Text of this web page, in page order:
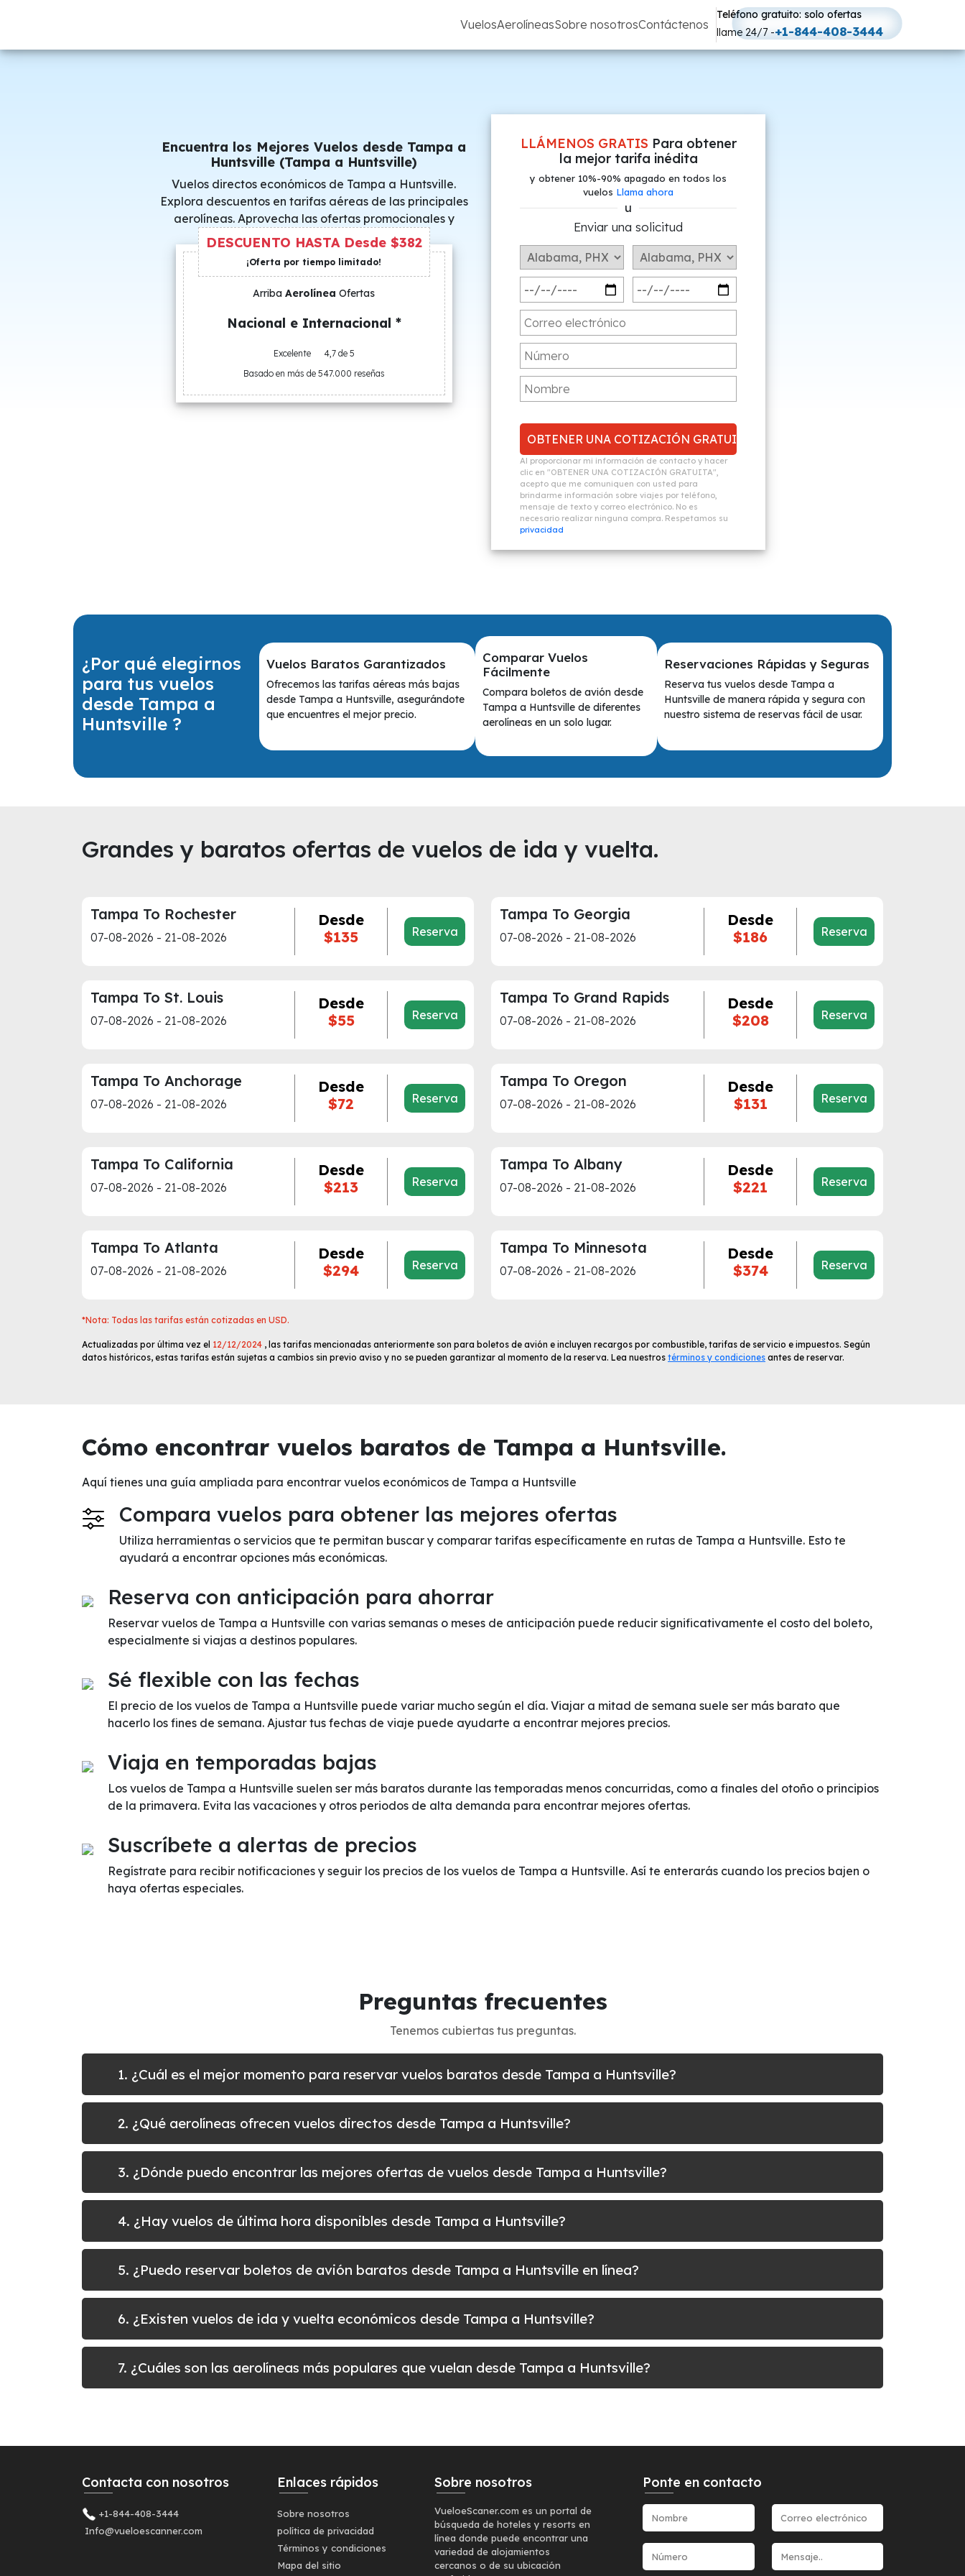
VuelosAerolíneasSobre nosotrosContáctenos
Teléfono gratuito: solo ofertas
llame 24/7 -+1-844-408-3444
Encuentra los Mejores Vuelos desde Tampa a
Huntsville (Tampa a Huntsville)
Vuelos directos económicos de Tampa a Huntsville.
Explora descuentos en tarifas aéreas de las principales
aerolíneas. Aprovecha las ofertas promocionales y
consigue precios especiales.
DESCUENTO HASTA Desde $382
¡Oferta por tiempo limitado!
Arriba Aerolínea Ofertas
Nacional e Internacional *
Excelente
4,7 de 5
Basado en más de 547.000 reseñas
LLÁMENOS GRATIS Para obtener
la mejor tarifa inédita
y obtener 10%-90% apagado en todos los
vuelos Llama ahora
u
Enviar una solicitud
Al proporcionar mi información de contacto y hacer
clic en "OBTENER UNA COTIZACIÓN GRATUITA",
acepto que me comuniquen con usted para
brindarme información sobre viajes por teléfono,
mensaje de texto y correo electrónico. No es
necesario realizar ninguna compra. Respetamos su
privacidad
¿Por qué elegirnos
para tus vuelos
desde Tampa a
Huntsville ?
Vuelos Baratos Garantizados
Ofrecemos las tarifas aéreas más bajas
desde Tampa a Huntsville, asegurándote
que encuentres el mejor precio.
Comparar Vuelos
Fácilmente
Compara boletos de avión desde
Tampa a Huntsville de diferentes
aerolíneas en un solo lugar.
Reservaciones Rápidas y Seguras
Reserva tus vuelos desde Tampa a
Huntsville de manera rápida y segura con
nuestro sistema de reservas fácil de usar.
Grandes y baratos ofertas de vuelos de ida y vuelta.
Tampa To Rochester
07-08-2026 - 21-08-2026
Desde
$135
Reserva
Tampa To Georgia
07-08-2026 - 21-08-2026
Desde
$186
Reserva
Tampa To St. Louis
07-08-2026 - 21-08-2026
Desde
$55
Reserva
Tampa To Grand Rapids
07-08-2026 - 21-08-2026
Desde
$208
Reserva
Tampa To Anchorage
07-08-2026 - 21-08-2026
Desde
$72
Reserva
Tampa To Oregon
07-08-2026 - 21-08-2026
Desde
$131
Reserva
Tampa To California
07-08-2026 - 21-08-2026
Desde
$213
Reserva
Tampa To Albany
07-08-2026 - 21-08-2026
Desde
$221
Reserva
Tampa To Atlanta
07-08-2026 - 21-08-2026
Desde
$294
Reserva
Tampa To Minnesota
07-08-2026 - 21-08-2026
Desde
$374
Reserva
*Nota: Todas las tarifas están cotizadas en USD.
Actualizadas por última vez el 12/12/2024 , las tarifas mencionadas anteriormente son para boletos de avión e incluyen recargos por combustible, tarifas de servicio e impuestos. Según
datos históricos, estas tarifas están sujetas a cambios sin previo aviso y no se pueden garantizar al momento de la reserva. Lea nuestros términos y condiciones antes de reservar.
Cómo encontrar vuelos baratos de Tampa a Huntsville.
Aquí tienes una guía ampliada para encontrar vuelos económicos de Tampa a Huntsville
Compara vuelos para obtener las mejores ofertas
Utiliza herramientas o servicios que te permitan buscar y comparar tarifas específicamente en rutas de Tampa a Huntsville. Esto te
ayudará a encontrar opciones más económicas.
Reserva con anticipación para ahorrar
Reservar vuelos de Tampa a Huntsville con varias semanas o meses de anticipación puede reducir significativamente el costo del boleto,
especialmente si viajas a destinos populares.
Sé flexible con las fechas
El precio de los vuelos de Tampa a Huntsville puede variar mucho según el día. Viajar a mitad de semana suele ser más barato que
hacerlo los fines de semana. Ajustar tus fechas de viaje puede ayudarte a encontrar mejores precios.
Viaja en temporadas bajas
Los vuelos de Tampa a Huntsville suelen ser más baratos durante las temporadas menos concurridas, como a finales del otoño o principios
de la primavera. Evita las vacaciones y otros periodos de alta demanda para encontrar mejores ofertas.
Suscríbete a alertas de precios
Regístrate para recibir notificaciones y seguir los precios de los vuelos de Tampa a Huntsville. Así te enterarás cuando los precios bajen o
haya ofertas especiales.
Preguntas frecuentes
Tenemos cubiertas tus preguntas.
1. ¿Cuál es el mejor momento para reservar vuelos baratos desde Tampa a Huntsville?
2. ¿Qué aerolíneas ofrecen vuelos directos desde Tampa a Huntsville?
3. ¿Dónde puedo encontrar las mejores ofertas de vuelos desde Tampa a Huntsville?
4. ¿Hay vuelos de última hora disponibles desde Tampa a Huntsville?
5. ¿Puedo reservar boletos de avión baratos desde Tampa a Huntsville en línea?
6. ¿Existen vuelos de ida y vuelta económicos desde Tampa a Huntsville?
7. ¿Cuáles son las aerolíneas más populares que vuelan desde Tampa a Huntsville?
Contacta con nosotros
+1-844-408-3444
Info@vueloescanner.com
Enlaces rápidos
Sobre nosotros
política de privacidad
Términos y condiciones
Mapa del sitio
Sobre nosotros
VueloeScaner.com es un portal de
búsqueda de hoteles y resorts en
línea donde puede encontrar una
variedad de alojamientos
cercanos o de su ubicación
Ponte en contacto